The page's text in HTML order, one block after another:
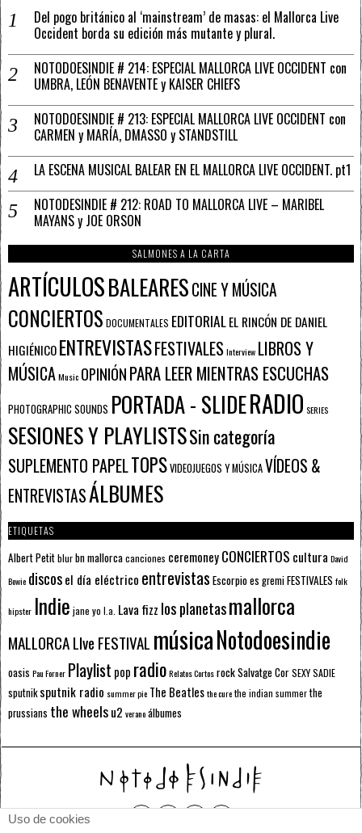
Del pogo británico al ‘mainstream’ de masas: el Mallorca Live
Occident borda su edición más mutante y plural.
NOTODOESINDIE # 214: ESPECIAL MALLORCA LIVE OCCIDENT con
UMBRA, LEÓN BENAVENTE y KAISER CHIEFS
NOTODOESINDIE # 213: ESPECIAL MALLORCA LIVE OCCIDENT con
CARMEN y MARÍA, DMASSO y STANDSTILL
LA ESCENA MUSICAL BALEAR EN EL MALLORCA LIVE OCCIDENT. pt1
NOTODESINDIE # 212: ROAD TO MALLORCA LIVE – MARIBEL
MAYANS y JOE ORSON
SALMONES A LA CARTA
ARTÍCULOSBALEARESCINE Y MÚSICA
CONCIERTOS DOCUMENTALES EDITORIALEL RINCÓN DE DANIEL
HIGIÉNICOENTREVISTASFESTIVALESInterview LIBROS Y
MÚSICAMusic OPINIÓNPARA LEER MIENTRAS ESCUCHAS
PHOTOGRAPHIC SOUNDS PORTADA - SLIDERADIO SERIES
SESIONES Y PLAYLISTSSin categoría
SUPLEMENTO PAPELTOPSVIDEOJUEGOS Y MÚSICAVÍDEOS &
ENTREVISTASÁLBUMES
ETIQUETAS
Albert Petitblurbn mallorcacanciones ceremoneyCONCIERTOS cultura David
Bowie discosel día eléctrico entrevistas Escorpioes gremiFESTIVALES folk
hipster Indie jane yo l.a. Lava fizz los planetasmallorca
MALLORCA LIve FESTIVAL músicaNotodoesindie
oasis Pau Forner Playlist pop radioRelatos CortosrockSalvatge CorSEXY SADIE
sputnik sputnik radio summer pie The Beatlesthe curethe indian summerthe
prussians the wheelsu2 veranoálbumes
Uso de cookies